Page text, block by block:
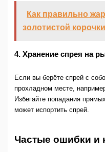
Как правильно
золотистой
4. Хранение спрея на
Если вы берёте спрей с
прохладном месте,
Избегайте попадания
может испортить спрей.
Частые ошибки и